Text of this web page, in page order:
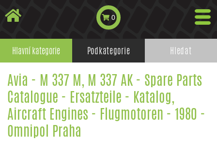
0
Hlavní kategorie Podkategorie Hledat
Avia - M 337 M, M 337 AK - Spare Parts
Catalogue - Ersatzteile - Katalog,
Aircraft Engines - Flugmotoren - 1980 -
Omnipol Praha